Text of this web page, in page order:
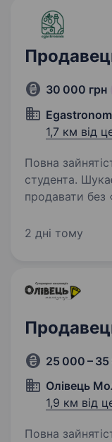
30 000 грн
Egastronom
1,7 км від
Повна
студента. Шукаєш роботу, де тебе навчать
продавати без
з
2 дні тому
25 000 –
Олівець
1,9 км від
Повна зайнятість. Привіт! Ми —